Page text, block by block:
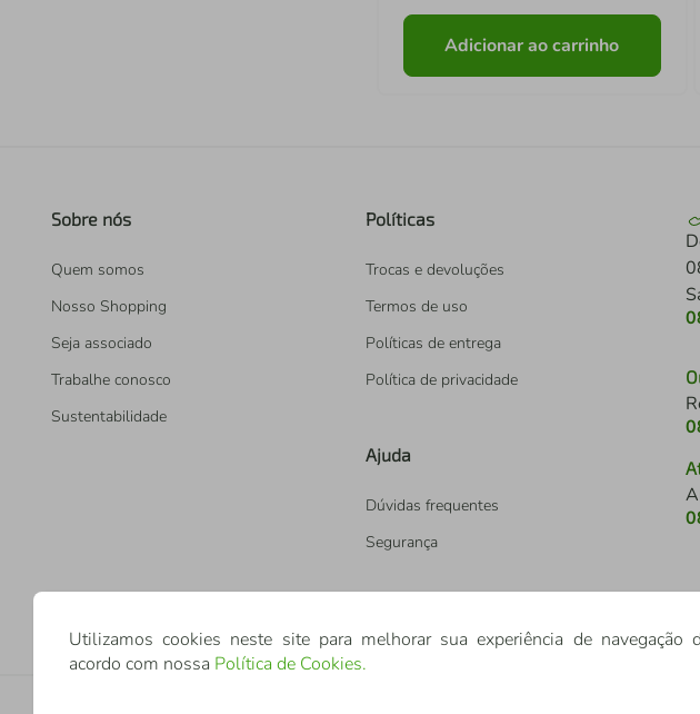
Adicionar ao carrinho
Sobre nós
Quem somos
Nosso Shopping
Seja associado
Trabalhe conosco
Sustentabilidade
Políticas
Trocas e devoluções
Termos de uso
Políticas de entrega
Política de privacidade
Ajuda
Dúvidas frequentes
Segurança
Utilizamos cookies neste site para melhorar sua experiência de navegação
acordo com nossa Política de Cookies.